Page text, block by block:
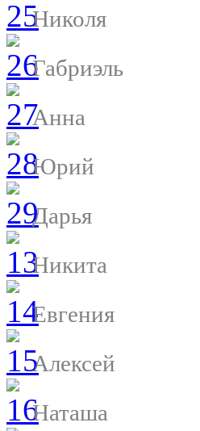
Николя
Габриэль
Анна
Юрий
Дарья
Никита
Евгения
Алексей
Наташа